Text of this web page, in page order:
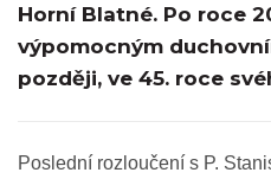
Horní Blatné. Po roce
výpomocným
později, ve 45. roce
Poslední rozloučení s P.